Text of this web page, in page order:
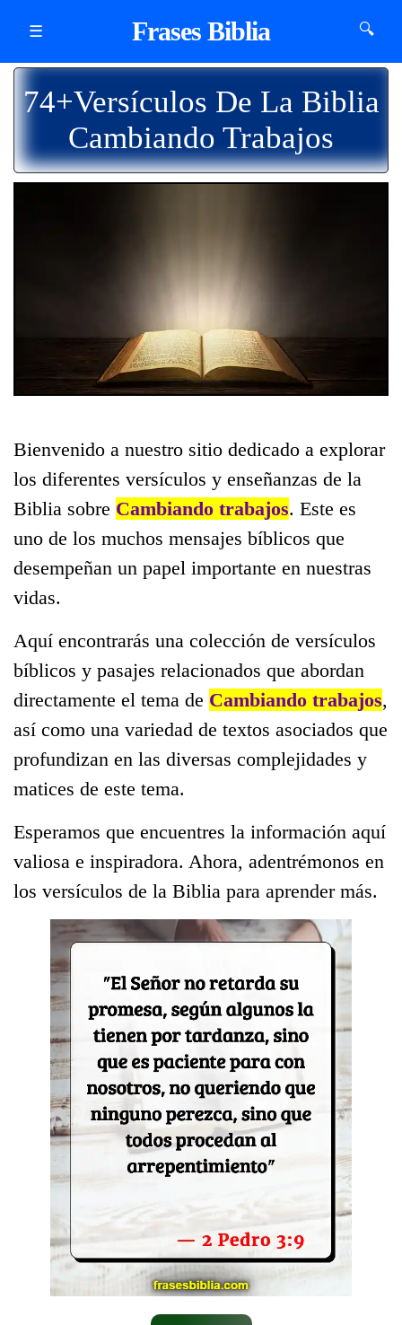
☰ Frases Biblia 🔍
74+Versículos De La Biblia
Cambiando Trabajos
Bienvenido a nuestro sitio dedicado a explorar
los diferentes versículos y enseñanzas de la
Biblia sobre Cambiando trabajos. Este es
uno de los muchos mensajes bíblicos que
desempeñan un papel importante en nuestras
vidas.
Aquí encontrarás una colección de versículos
bíblicos y pasajes relacionados que abordan
directamente el tema de Cambiando trabajos,
así como una variedad de textos asociados que
profundizan en las diversas complejidades y
matices de este tema.
Esperamos que encuentres la información aquí
valiosa e inspiradora. Ahora, adentrémonos en
los versículos de la Biblia para aprender más.